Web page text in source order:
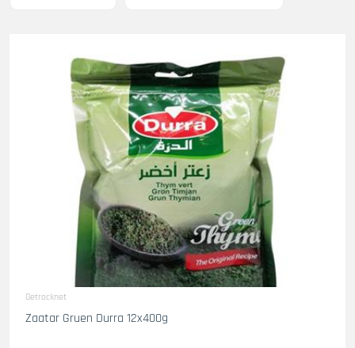
Getrocknet
Zaatar Gruen Durra 12x400g